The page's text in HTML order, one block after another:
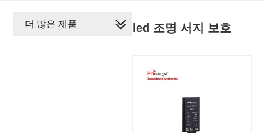
led 조명 서지 보호
더 많은 제품